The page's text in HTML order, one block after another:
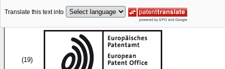
Translate this text into
(19)